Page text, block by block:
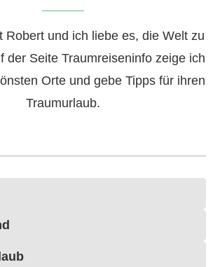
Robert und ich liebe es, die Welt zu
der Seite Traumreiseninfo zeige ich
Orte und gebe Tipps für ihren
Traumurlaub.